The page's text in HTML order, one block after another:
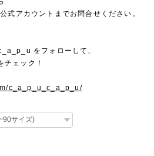
式アカウントまでお問合せください。
をフォローして、
チェック！
c_a_p_u_c_a_p_u/